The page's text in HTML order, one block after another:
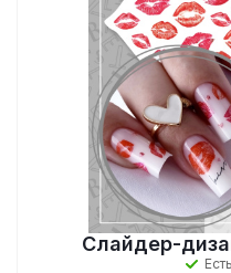
Слайдер-